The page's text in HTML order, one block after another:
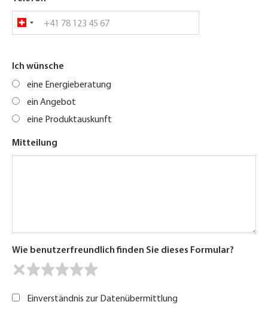
Ich wünsche
eine Energieberatung
ein Angebot
eine Produktauskunft
Mitteilung
Wie benutzerfreundlich finden Sie dieses Formular?
Einverständnis zur Datenübermittlung